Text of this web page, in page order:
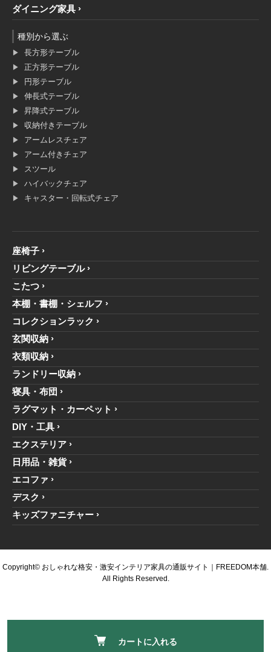
カートに入れる
ダイニング家具
種別から選ぶ
長方形テーブル
正方形テーブル
円形テーブル
伸長式テーブル
昇降式テーブル
収納付きテーブル
アームレスチェア
アーム付きチェア
スツール
ハイバックチェア
キャスター・回転式チェア
座椅子
リビングテーブル
こたつ
本棚・書棚・シェルフ
コレクションラック
玄関収納
衣類収納
ランドリー収納
寝具・布団
ラグマット・カーペット
DIY・工具
エクステリア
日用品・雑貨
エコファ
デスク
キッズファニチャー
Copyright© おしゃれな格安・激安インテリア家具の通販サイト｜FREEDOM本舗.
All Rights Reserved.